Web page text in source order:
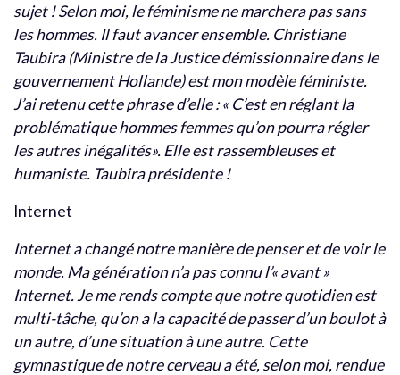
sujet ! Selon moi, le féminisme ne marchera pas sans
les hommes. Il faut avancer ensemble. Christiane
Taubira (Ministre de la Justice démissionnaire dans le
gouvernement Hollande) est mon modèle féministe.
J’ai retenu cette phrase d’elle : « C’est en réglant la
problématique hommes femmes qu’on pourra régler
les autres inégalités». Elle est rassembleuses et
humaniste. Taubira présidente !
Internet
Internet a changé notre manière de penser et de voir le
monde. Ma génération n’a pas connu l’« avant »
Internet. Je me rends compte que notre quotidien est
multi-tâche, qu’on a la capacité de passer d’un boulot à
un autre, d’une situation à une autre. Cette
gymnastique de notre cerveau a été, selon moi, rendue